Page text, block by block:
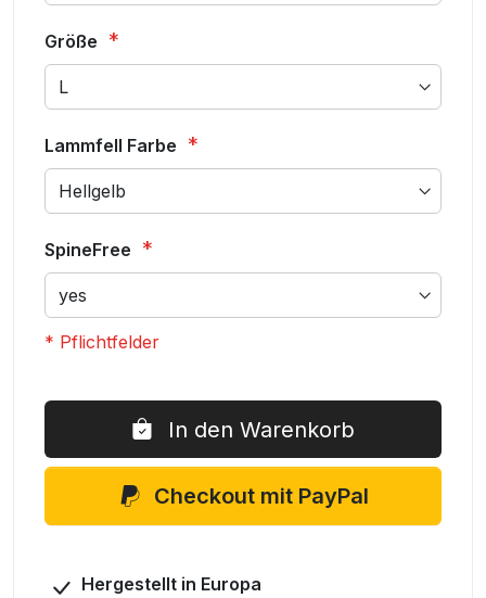
Größe
Lammfell Farbe
SpineFree
* Pflichtfelder
CORRECTION®
Sattelkissen
mit
Rand
und
Fell
Auf
In den Warenkorb
Checkout mit PayPal
Hergestellt in Europa